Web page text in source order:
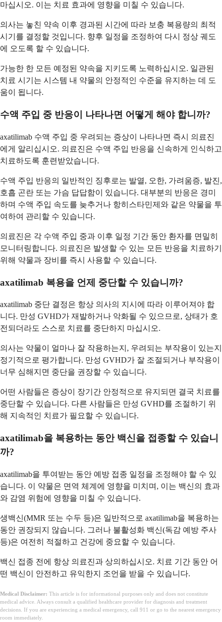
마십시오. 이는 치료 효과에 영향을 미칠 수 있습니다.
의사는 놓친 약속 이후 경과된 시간에 따라 보충 복용량의 최적
시기를 결정할 것입니다. 향후 일정을 조정하여 다시 정상 궤도
에 오도록 할 수 있습니다.
가능한 한 모든 예정된 약속을 지키도록 노력하십시오. 일관된
치료 시기는 시스템 내 약물의 안정적인 수준을 유지하는 데 도
움이 됩니다.
수액 주입 중 반응이 나타나면 어떻게 해야 합니까?
axatilimab 수액 주입 중 우려되는 증상이 나타나면 즉시 의료진
에게 알리십시오. 의료진은 수액 주입 반응을 신속하게 인식하고
치료하도록 훈련받았습니다.
수액 주입 반응의 일반적인 징후로는 발열, 오한, 가려움증, 발진,
호흡 곤란 또는 가슴 답답함이 있습니다. 대부분의 반응은 경미
하며 수액 주입 속도를 늦추거나 항히스타민제와 같은 약물을 투
여하여 관리할 수 있습니다.
의료진은 각 수액 주입 중과 이후 일정 기간 동안 환자를 면밀히
모니터링합니다. 의료진은 발생할 수 있는 모든 반응을 치료하기
위해 약물과 장비를 즉시 사용할 수 있습니다.
axatilimab 복용을 언제 중단할 수 있습니까?
axatilimab 중단 결정은 항상 의사의 지시에 따라 이루어져야 합
니다. 만성 GVHD가 재발하거나 악화될 수 있으므로, 상태가 호
전되더라도 스스로 치료를 중단하지 마십시오.
의사는 약물이 얼마나 잘 작용하는지, 우려되는 부작용이 있는지
정기적으로 평가합니다. 만성 GVHD가 잘 조절되거나 부작용이
너무 심해지면 중단을 권장할 수 있습니다.
어떤 사람들은 증상이 장기간 안정적으로 유지되면 결국 치료를
중단할 수 있습니다. 다른 사람들은 만성 GVHD를 조절하기 위
해 지속적인 치료가 필요할 수 있습니다.
axatilimab을 복용하는 동안 백신을 접종할 수 있습니
까?
axatilimab을 투여받는 동안 예방 접종 일정을 조정해야 할 수 있
습니다. 이 약물은 면역 체계에 영향을 미치며, 이는 백신의 효과
와 감염 위험에 영향을 미칠 수 있습니다.
생백신(MMR 또는 수두 등)은 일반적으로 axatilimab을 복용하는
동안 권장되지 않습니다. 그러나 불활성화 백신(독감 예방 주사
등)은 여전히 적절하고 건강에 중요할 수 있습니다.
백신 접종 전에 항상 의료진과 상의하십시오. 치료 기간 동안 어
떤 백신이 안전하고 유익한지 조언을 받을 수 있습니다.
Medical Disclaimer: This article is for informational purposes only and does not constitute
medical advice. Always consult a qualified healthcare provider for diagnosis and treatment
decisions. If you are experiencing a medical emergency, call 911 or go to the nearest emergency
room immediately.